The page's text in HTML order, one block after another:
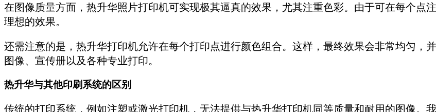
在图像质量方面，热升华照片打印机可实现极其逼真的效果，尤其注重色彩。由于可在每个点
理想的效果。
还需注意的是，热升华打印机允许在每个打印点进行颜色组合。这样，最终效果会非常均匀，
图像、宣传册以及各种专业打印。
热升华与其他印刷系统的区别
传统的打印系统，例如注塑或激光打印机，无法提供与热升华打印机同等质量和耐用的图像。